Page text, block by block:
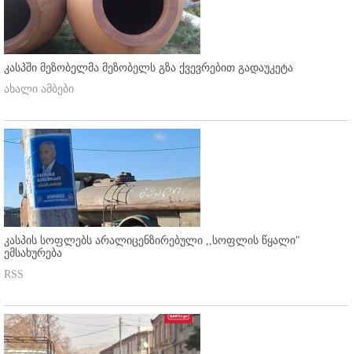
კასპში მეზობელმა მეზობელს გზა ქვევრებით გადაუკეტა
ახალი ამბები
კასპის სოფლებს არალიცენზირებული ,,სოფლის წყალი"
ემსახურება
RSS